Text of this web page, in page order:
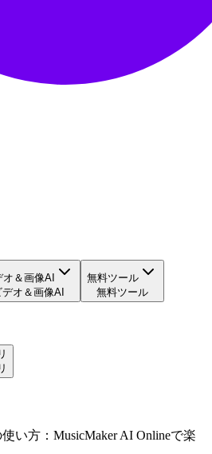
オ＆画像AI
デオ＆画像AI
無料ツール
無料ツール
い方：MusicMaker AI Onlineで楽